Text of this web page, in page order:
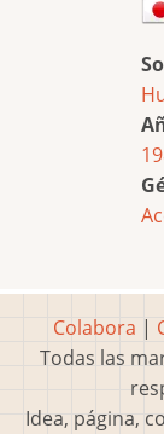
Colabora |
Todas las
Idea, página,